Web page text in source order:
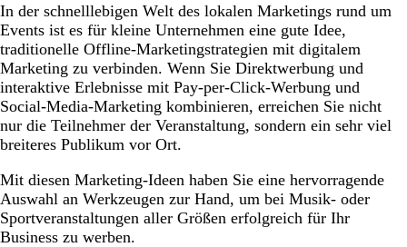
In der schnelllebigen Welt des lokalen Marketings rund um
Events ist es für kleine Unternehmen eine gute Idee,
traditionelle Offline-Marketingstrategien mit digitalem
Marketing zu verbinden. Wenn Sie Direktwerbung und
interaktive Erlebnisse mit Pay-per-Click-Werbung und
Social-Media-Marketing kombinieren, erreichen Sie nicht
nur die Teilnehmer der Veranstaltung, sondern ein sehr viel
breiteres Publikum vor Ort.
Mit diesen Marketing-Ideen haben Sie eine hervorragende
Auswahl an Werkzeugen zur Hand, um bei Musik- oder
Sportveranstaltungen aller Größen erfolgreich für Ihr
Business zu werben.